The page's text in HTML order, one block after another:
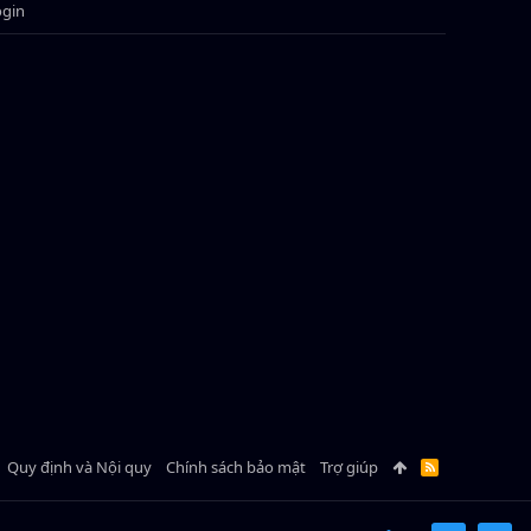
Quy định và Nội quy Chính sách bảo mật Trợ giúp
R
S